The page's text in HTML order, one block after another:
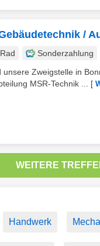
/
Sonderzahlung
unsere Zweigstelle in
MSR-Technik ...
[
WEITERE
Handwerk